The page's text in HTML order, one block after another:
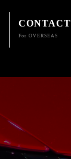
CONTACT
For OVERSEAS